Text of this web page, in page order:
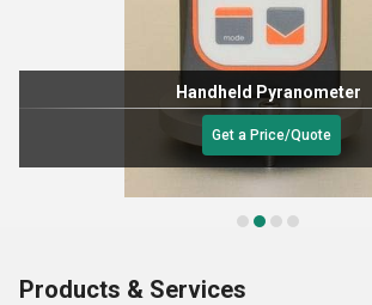
Handheld Pyranometer
Get a Price/Quote
Products & Services